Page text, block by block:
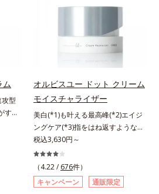
ム
型
すば
大
白
の独
アシ
ト
オルビスユー ドット クリーム
モイスチャライザー
美白(*1)も叶える最高峰(*2)エイジ
ングケア(*3)指をはね返すような弾
力感が宿るハリ感 濃密フィットク
リーム。ハリも透明感(*4)も結果主
義。年齢サイン(*5)の因子に着目し
た肌科学エイジングケア(*3)シリー
ズ。オルビスユー ドットシリーズ
税込3,630円～
（4.22 / 676件）
キャンペーン
通販限定